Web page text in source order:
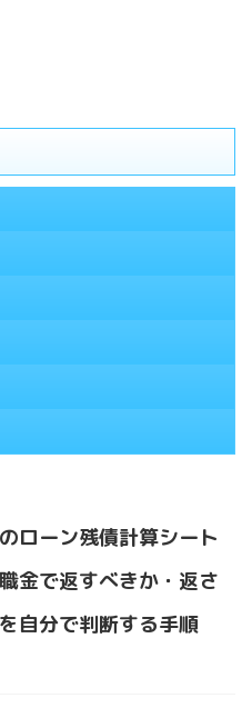
ローン残債計算シート
金で返すべきか・返さ
自分で判断する手順